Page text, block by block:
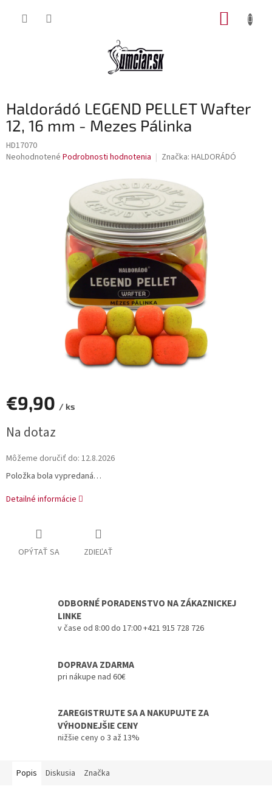
Haldorádó LEGEND PELLET Wafter
12, 16 mm - Mezes Pálinka
HD17070
Priemerné
Neohodnotené Podrobnosti hodnotenia Značka: HALDORÁDÓ
€9,90 / ks
cena:
Na dotaz
Môžeme doručiť do: 12.8.2026
Položka bola vypredaná…
Detailné informácie
OPÝTAŤ SA ZDIEĽAŤ
ODBORNÉ PORADENSTVO NA ZÁKAZNICKEJ
LINKE
v čase od 8:00 do 17:00 +421 915 728 726
DOPRAVA ZDARMA
pri nákupe nad 60€
ZAREGISTRUJTE SA A NAKUPUJTE ZA
VÝHODNEJŠIE CENY
nižšie ceny o 3 až 13%
Popis Diskusia Značka